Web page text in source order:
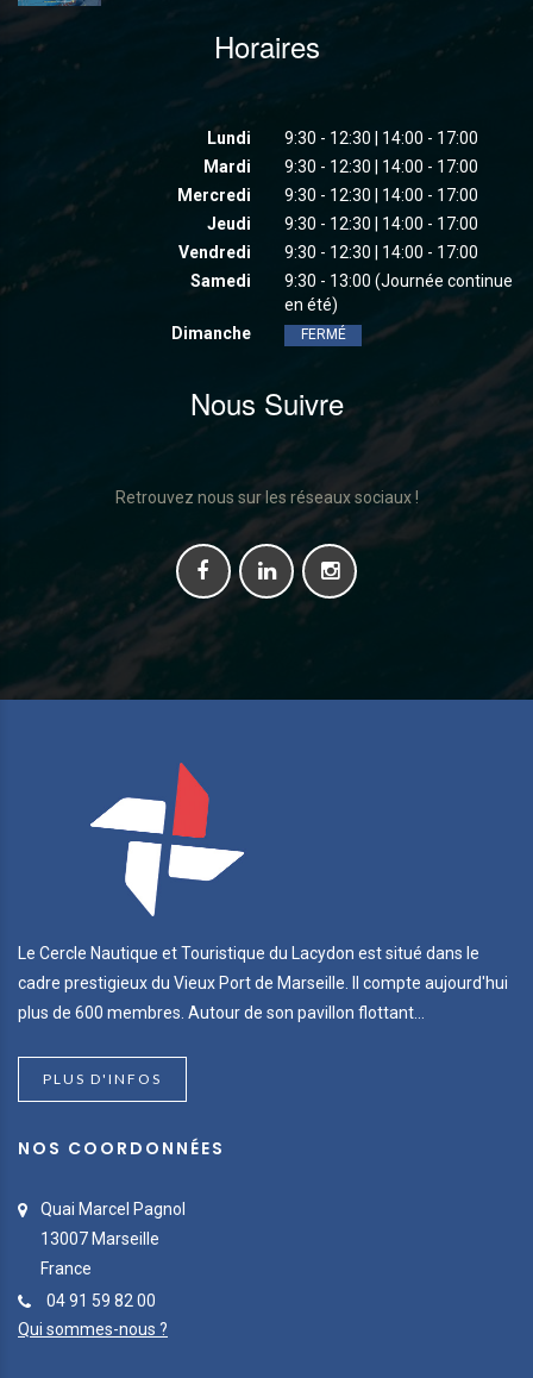
Horaires
Lundi
9:30 - 12:30 | 14:00 - 17:00
Mardi
9:30 - 12:30 | 14:00 - 17:00
Mercredi
9:30 - 12:30 | 14:00 - 17:00
Jeudi
9:30 - 12:30 | 14:00 - 17:00
Vendredi
9:30 - 12:30 | 14:00 - 17:00
Samedi
9:30 - 13:00 (Journée continue
en été)
Dimanche
FERMÉ
Nous Suivre
Retrouvez nous sur les réseaux sociaux !
Le Cercle Nautique et Touristique du Lacydon est situé dans le
cadre prestigieux du Vieux Port de Marseille. Il compte aujourd'hui
plus de 600 membres. Autour de son pavillon flottant...
PLUS D'INFOS
NOS COORDONNÉES
Quai Marcel Pagnol
13007 Marseille
France
04 91 59 82 00
Qui sommes-nous ?